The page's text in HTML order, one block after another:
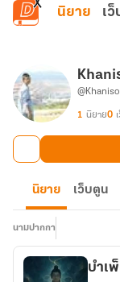
ข้ามไปยังเนื้อหาหลัก
นิยาย เ
1 นิยาย0
นิยาย เว็บตูน
นามปากกา
บำเ